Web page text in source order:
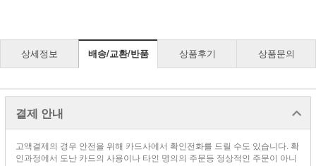
상세정보 배송/교환/반품 상품후기 상품문의
결제 안내
고액결제의 경우 안전을 위해 카드사에서 확인전화를 드릴 수도 있습니다. 확
인과정에서 도난 카드의 사용이나 타인 명의의 주문등 정상적인 주문이 아니